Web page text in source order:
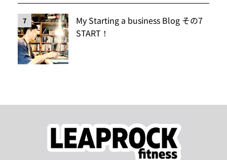
7
My Starting a business Blog その7
START！